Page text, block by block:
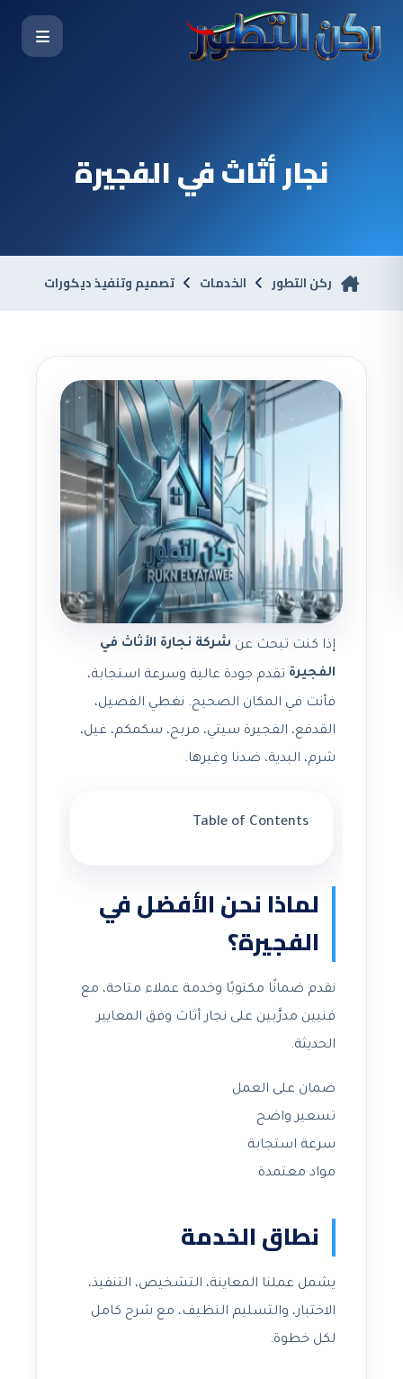
نجار أثاث في الفجيرة
ركن التطور الخدمات تصميم وتنفيذ ديكورات
إذا كنت تبحث عن شركة نجارة الأثاث في
الفجيرة تقدم جودة عالية وسرعة استجابة،
فأنت في المكان الصحيح. نغطي الفصيل،
القدفع، الفجيرة سيتي، مربح، سكمكم، غيل،
شرم، البدية، ضدنا وغيرها.
Table of Contents
لماذا نحن الأفضل في
الفجيرة؟
نقدم ضمانًا مكتوبًا وخدمة عملاء متاحة، مع
فنيين مدرَّبين على نجار أثاث وفق المعايير
الحديثة.
ضمان على العمل
تسعير واضح
سرعة استجابة
مواد معتمدة
نطاق الخدمة
يشمل عملنا المعاينة، التشخيص، التنفيذ،
الاختبار، والتسليم النظيف، مع شرح كامل
لكل خطوة.